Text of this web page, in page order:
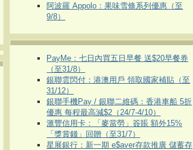
阿波羅 Appolo：果味雪條系列優惠（至
9/8）
PayMe：七日內買五日早餐 送$20早餐券
（至31/8）
銀聯雲閃付：港澳用戶 領取國家補貼（至
31/12）
銀聯手機Pay / 銀聯二維碼：香港車船 5折
優惠 每程最高減$2（24/7-4/10）
滙豐信用卡：「麥當勞」簽賬 額外15%
「獎賞錢」回贈（至31/7）
星展銀行：新一期 e$aver存款推廣 儲蓄存